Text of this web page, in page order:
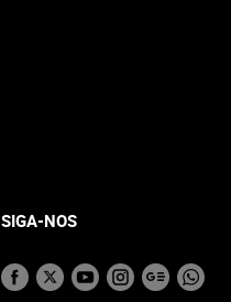
SIGA-NOS